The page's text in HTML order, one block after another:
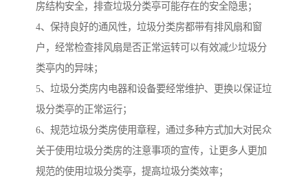
房结构安全，排查垃圾分类亭可能存在的安全隐患；
4、保持良好的通风性，垃圾分类房都带有排风扇和窗
户，经常检查排风扇是否正常运转可以有效减少垃圾分
类亭内的异味；
5、垃圾分类房内电器和设备要经常维护、更换以保证垃
圾分类亭的正常运行；
6、规范垃圾分类房使用章程，通过多种方式加大对民众
关于使用垃圾分类房的注意事项的宣传，让更多人更加
规范的使用垃圾分类亭，提高垃圾分类效率；